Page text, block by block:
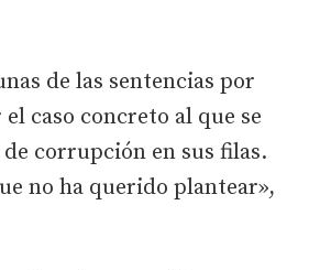
de las sentencias por
caso concreto al que se
corrupción en sus filas.
no ha querido plantear»,